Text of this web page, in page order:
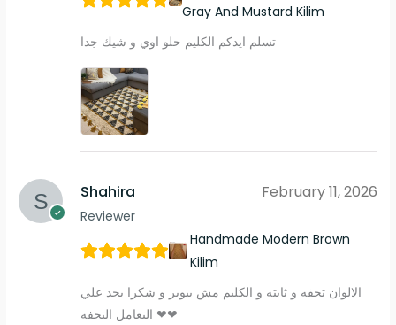
Gray And Mustard Kilim
تسلم ايدكم الكليم حلو اوي و شيك جدا
Shahira
Reviewer
February 11, 2026
Handmade Modern Brown
Kilim
الالوان تحفه و ثابته و الكليم مش بيوبر و شكرا بجد علي
التعامل التحفه ❤❤